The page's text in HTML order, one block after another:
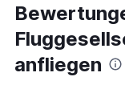
anfliegen